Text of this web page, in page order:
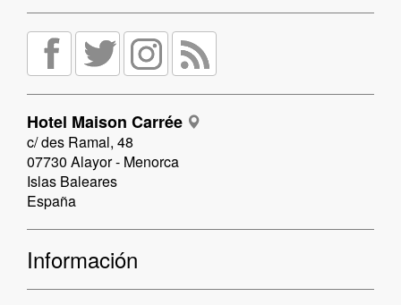
Hotel Maison Carrée
c/ des Ramal, 48
07730 Alayor - Menorca
Islas Baleares
España
Información